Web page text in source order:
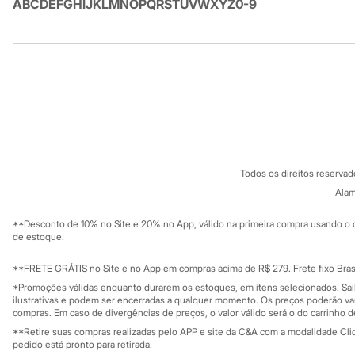
Sandálias
Diversão
Fifteen
Blusas de proteção
Sungas
Bluey
Disney
Hello Kitty
Homem Aranha
Minecraft
Naruto
ABCDEFGHIJKLMNOPQRSTUVWXYZ0-9
Mapa do site
Investidores
Privacidade
Configuração de cookies
Minha privacidade
C&A Pay
Sobre o C&A
Governança
Educação
Todos os direitos
**Desconto de 10% no Site e 20% no App, válido na primeira compra usando
de estoque.
**FRETE GRÁTIS no Site e no App em compras acima de R$ 279. Frete fixo
*Promoções válidas enquanto durarem os estoques, em itens selecionados.
ilustrativas e podem ser encerradas a qualquer momento. Os preços poderão
compras. Em caso de divergências de preços, o valor válido será o do carrinho
**Retire suas compras realizadas pelo APP e site da C&A com a modalidade
pedido está pronto para retirada.